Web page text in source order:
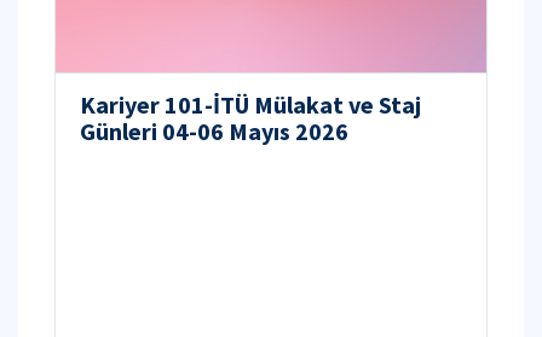
Kariyer 101-İTÜ Mülakat ve Staj
Günleri 04-06 Mayıs 2026